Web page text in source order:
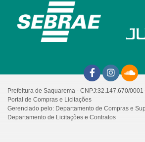
Prefeitura de Saquarema - CNPJ:32.147.670/
Portal de Compras e Licitações
Gerenciado pelo: Departamento de Compras e
Departamento de Licitações e Contratos